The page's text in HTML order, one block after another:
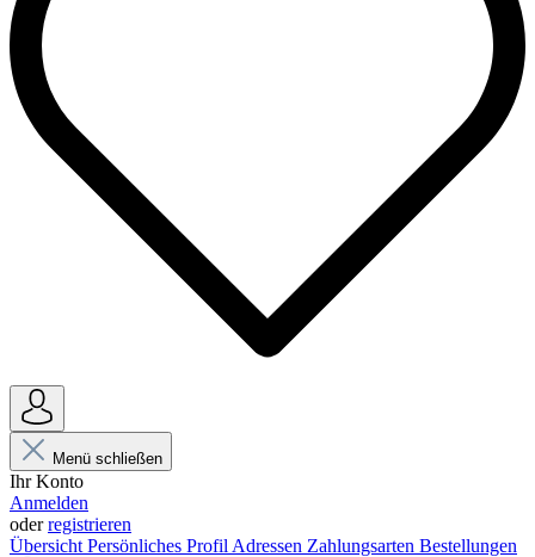
Menü schließen
Ihr Konto
Anmelden
oderregistrieren
Übersicht Persönliches Profil Adressen Zahlungsarten Bestellungen